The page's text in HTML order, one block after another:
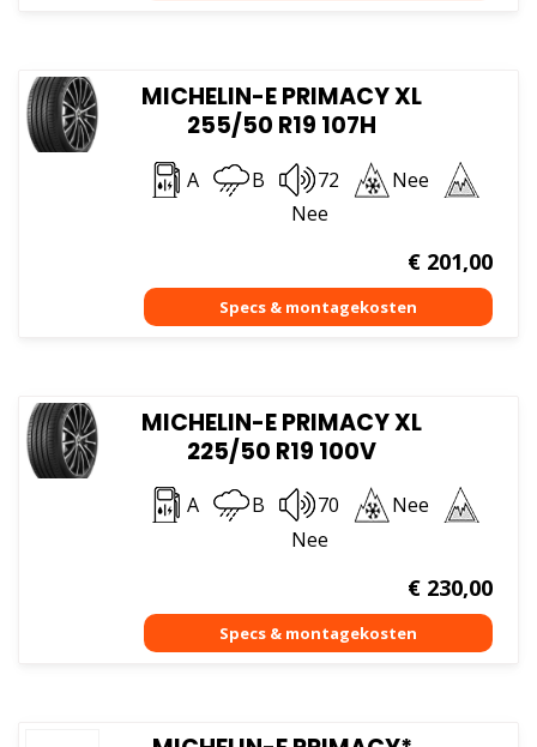
MICHELIN-E PRIMACY XL
255/50 R19 107H
A B 72
Nee
Nee
€201,00
MICHELIN-E PRIMACY XL
225/50 R19 100V
A B 70
Nee
Nee
€230,00